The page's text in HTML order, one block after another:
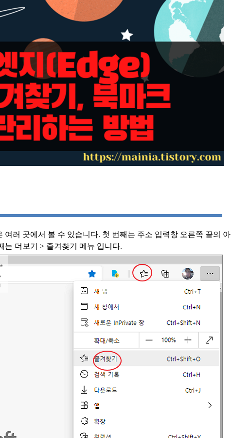
여러 곳에서 볼 수 있습니다. 첫 번째는 주소 입력창 오른쪽 끝의 아
는 더보기 > 즐겨찾기 메뉴 입니다.